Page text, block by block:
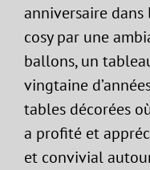
anniversaire
cosy par une
ballons, un
vingtaine
tables décorées
a profité et
et convivial